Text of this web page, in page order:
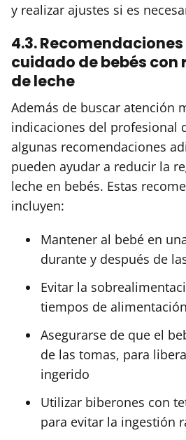
y realizar ajustes si es
4.3.
cuidado de bebés
de leche
Además de buscar atención
indicaciones del profesional
algunas recomendaciones
pueden ayudar a reducir la
leche en bebés. Estas
incluyen:
Mantener al bebé en
durante y después de
Evitar la
tiempos de
Asegurarse de que el
de las tomas, para
ingerido
Utilizar biberones con
para evitar la ingestión